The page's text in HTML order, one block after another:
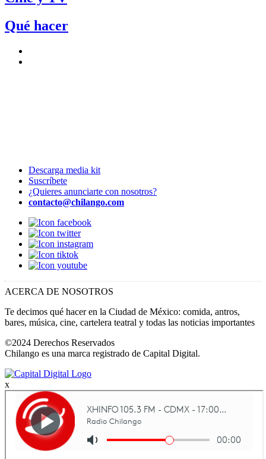
Qué hacer
Descarga media kit
Suscríbete
¿Quieres anunciarte con nosotros?
contacto@chilango.com
ACERCA DE NOSOTROS
Te decimos qué hacer en la Ciudad de México: comida, antros,
bares, música, cine, cartelera teatral y todas las noticias importantes
©2024 Derechos Reservados
Chilango es una marca registrado de Capital Digital.
x